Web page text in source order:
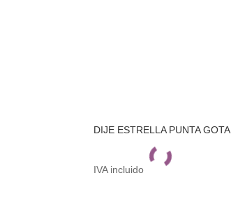
DIJE ESTRELLA PUNTA GOTA
IVA incluido